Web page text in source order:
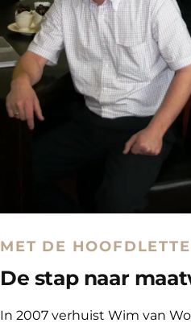
MET DE
De stap naar
In 2007 verhuist Wim van